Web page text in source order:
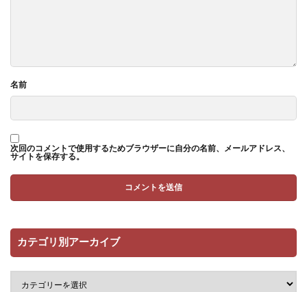
名前
次回のコメントで使用するためブラウザーに自分の名前、メールアドレス、
サイトを保存する。
カテゴリ別アーカイブ